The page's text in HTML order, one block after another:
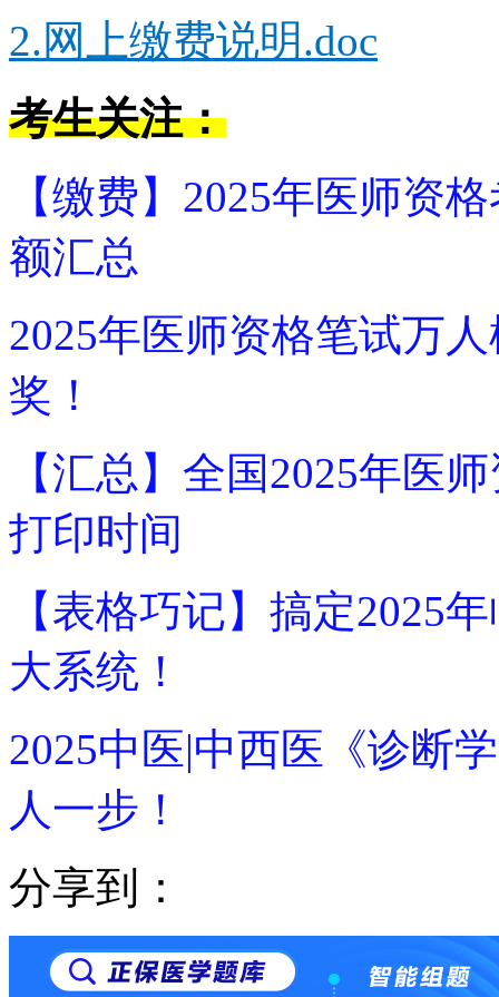
2.网上缴费说明.doc
考生关注：
【缴费】2025年医师资
额汇总
2025年医师资格笔试万
奖！
【汇总】全国2025年医
打印时间
【表格巧记】搞定2025
大系统！
2025中医|中西医《诊断
人一步！
分享到：